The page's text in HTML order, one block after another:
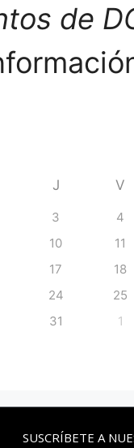
de
J V
3 4
10 11
17 18
24 25
31 1
SUSCRÍBETE A